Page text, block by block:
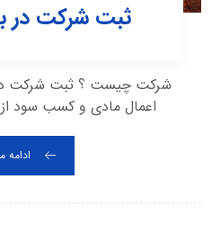
ثبت شرکت در
شرکت چیست ؟ ثبت شرکت
اعمال مادی و کسب سود از